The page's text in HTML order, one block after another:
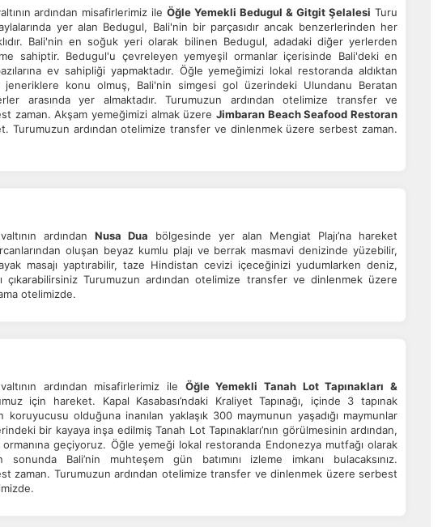
Tümünü Reddet Tümünü Kabul Et Tercihleri Kaydet
ardından misafirlerimiz ileÖğle Yemekli Bedugul & Gitgit Şelalesi Turu
yer alan Bedugul, Bali'nin bir parçasıdır ancak benzerlerinden her
Bali'nin en soğuk yeri olarak bilinen Bedugul, adadaki diğer yerlerden
sahiptir. Bedugul'u çevreleyen yemyeşil ormanlar içerisinde Bali'deki en
ev sahipliği yapmaktadır. Öğle yemeğimizi lokal restoranda aldıktan
konu olmuş, Bali'nin simgesi gol üzerindeki Ulundanu Beratan
arasında yer almaktadır. Turumuzun ardından otelimize transfer ve
zaman. Akşam yemeğimizi almak üzere Jimbaran Beach Seafood Restoran
Turumuzun ardından otelimize transfer ve dinlenmek üzere serbest zaman.
ardındanNusa Dua bölgesinde yer alan Mengiat Plajı’na hareket
oluşan beyaz kumlu plajı ve berrak masmavi denizinde yüzebilir,
masajı yaptırabilir, taze Hindistan cevizi içeceğinizi yudumlarken deniz,
çıkarabilirsiniz Turumuzun ardından otelimize transfer ve dinlenmek üzere
otelimizde.
ardından misafirlerimiz ile Öğle Yemekli Tanah Lot Tapınakları &
için hareket. Kapal Kasabası’ndaki Kraliyet Tapınağı, içinde 3 tapınak
koruyucusu olduğuna inanılan yaklaşık 300 maymunun yaşadığı maymunlar
bir kayaya inşa edilmiş Tanah Lot Tapınakları’nın görülmesinin ardından,
geçiyoruz. Öğle yemeği lokal restoranda Endonezya mutfağı olarak
sonunda Bali’nin muhteşem gün batımını izleme imkanı bulacaksınız.
zaman. Turumuzun ardından otelimize transfer ve dinlenmek üzere serbest